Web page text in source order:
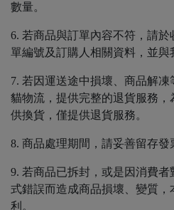
數量。
6. 若商品與訂單內容不符，請
單編號及訂購人相關資料，並與
7. 若因運送途中損壞、商品解
貓物流，提供完整的退貨服務
供換貨，僅提供退貨服務。
8. 商品處理期間，請妥善留存發
9. 若商品已拆封，或是因消費
式錯誤而造成商品損壞、變質
利。